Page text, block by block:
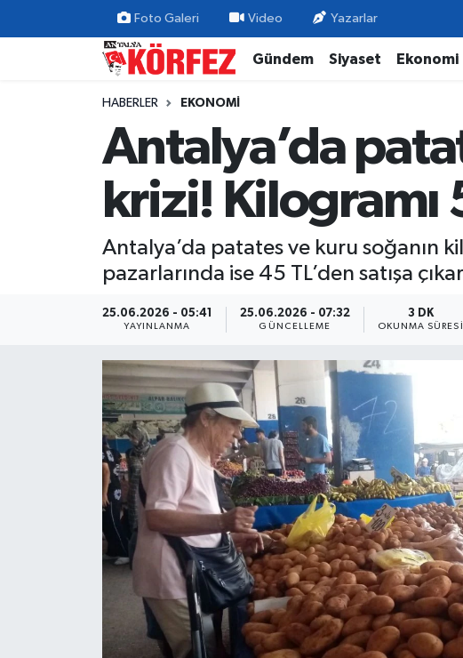
Foto Galeri Video Yazarlar
Gündem Siyaset Ekonomi
HABERLER EKONOMI
Antalya’da
krizi! Kilogramı
Antalya’da patates ve kuru soğanın
pazarlarında ise 45 TL’den satışa
25.06.2026 - 05:41
YAYINLANMA
25.06.2026 - 07:32
GÜNCELLEME
3 DK
OKUNMA SÜRESI
Gündem
Yerel Yönetim
Magazin
Nöbetçi Eczaneler
Trafik Durumu
Süper Lig Puan Durumu ve Fikstür
Tüm Manşetler